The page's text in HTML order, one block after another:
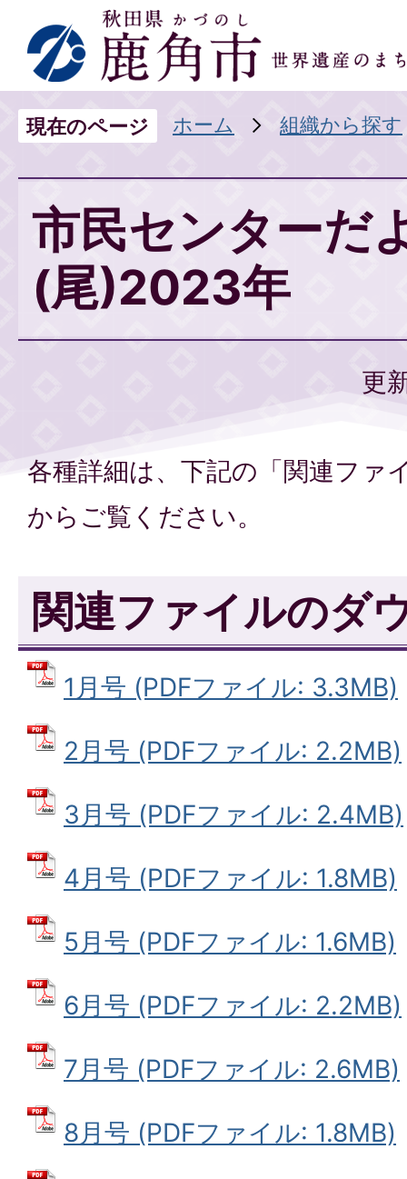
現在のページ ホーム 組織から探す
市民センターだ
(尾)2023年
更
各種詳細は、下記の「関連ファ
からご覧ください。
関連ファイルのダ
1月号 (PDFファイル: 3.3MB)
2月号 (PDFファイル: 2.2MB)
3月号 (PDFファイル: 2.4MB)
4月号 (PDFファイル: 1.8MB)
5月号 (PDFファイル: 1.6MB)
6月号 (PDFファイル: 2.2MB)
7月号 (PDFファイル: 2.6MB)
8月号 (PDFファイル: 1.8MB)